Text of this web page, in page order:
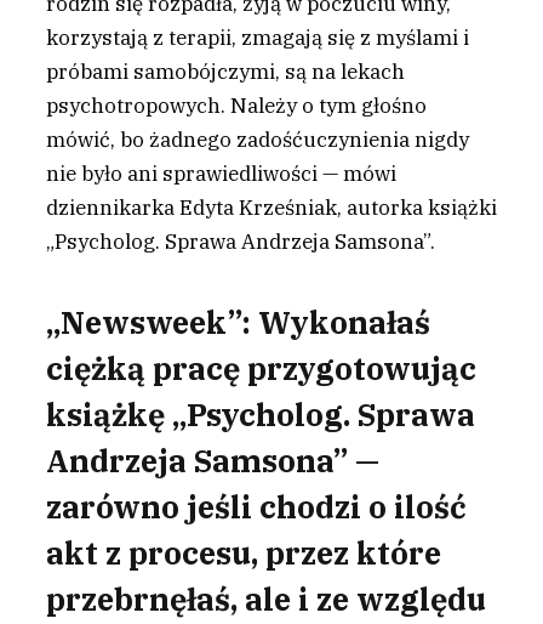
korzystają z terapii, zmagają się z myślami i
próbami samobójczymi, są na lekach
psychotropowych. Należy o tym głośno
mówić, bo żadnego zadośćuczynienia nigdy
nie było ani sprawiedliwości — mówi
dziennikarka Edyta Krześniak, autorka książki
„Psycholog. Sprawa Andrzeja Samsona”.
„Newsweek”: Wykonałaś
ciężką pracę przygotowując
książkę „Psycholog. Sprawa
Andrzeja Samsona” —
zarówno jeśli chodzi o ilość
akt z procesu, przez które
przebrnęłaś, ale i ze względu